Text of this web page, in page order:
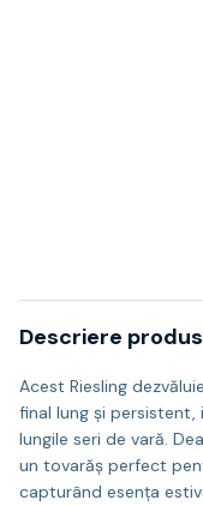
Descriere produs
Acest Riesling
final lung și
lungile seri de vară.
un tovarăș perfect
capturând esența